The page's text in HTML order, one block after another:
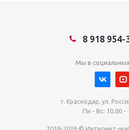
8 918 954-
Мы в
г. Краснодар, ул.
Пн - Вс: 10.00 -
2018-2026 © Интернет-